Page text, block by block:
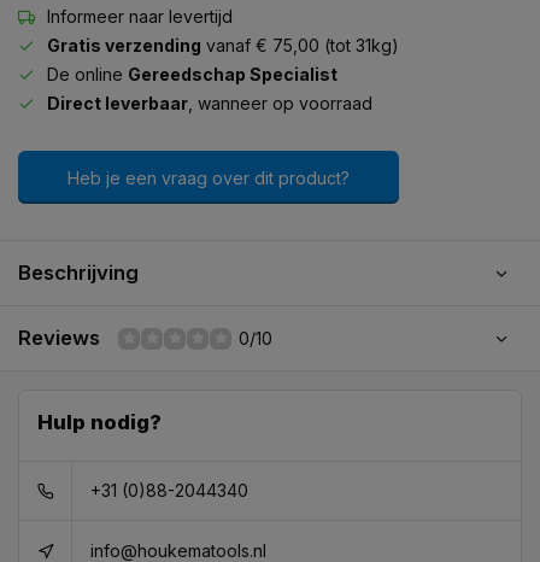
Informeer naar levertijd
Gratis verzending vanaf € 75,00 (tot 31kg)
De online Gereedschap Specialist
Direct leverbaar , wanneer op voorraad
Heb je een vraag over dit product?
Beschrijving
Reviews 0/10
Hulp nodig?
+31 (0)88-2044340
info@houkematools.nl